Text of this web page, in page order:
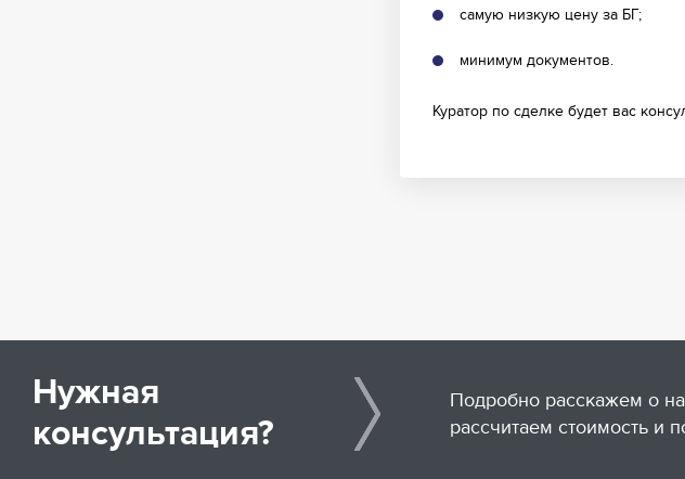
самую низкую цену за БГ;
минимум документов.
Куратор по сделке будет вас
Нужная
консультация?
Подробно расскажем о
рассчитаем стоимость и